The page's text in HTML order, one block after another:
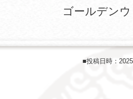
ゴールデン
■投稿日時：